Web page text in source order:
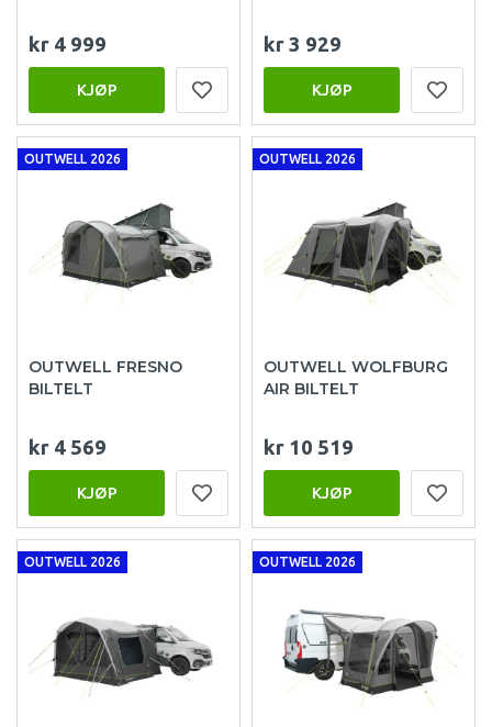
kr 4 999
KJØP
kr 3 929
KJØP
OUTWELL 2026
OUTWELL FRESNO
BILTELT
kr 4 569
KJØP
OUTWELL 2026
OUTWELL WOLFBURG
AIR BILTELT
kr 10 519
KJØP
OUTWELL 2026 OUTWELL 2026